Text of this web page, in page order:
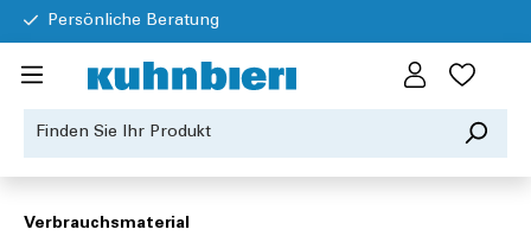
Persönliche Beratung
Verbrauchsmaterial